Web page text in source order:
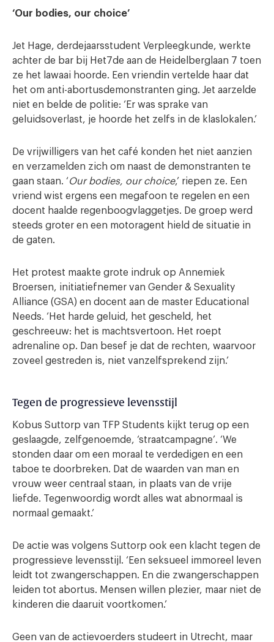
‘Our bodies, our choice’
Jet Hage, derdejaarsstudent Verpleegkunde, werkte
achter de bar bij Het7de aan de Heidelberglaan 7 toen
ze het lawaai hoorde. Een vriendin vertelde haar dat
het om anti-abortusdemonstranten ging. Jet aarzelde
niet en belde de politie: ‘Er was sprake van
geluidsoverlast, je hoorde het zelfs in de klaslokalen.’
De vrijwilligers van het café konden het niet aanzien
en verzamelden zich om naast de demonstranten te
gaan staan. ‘Our bodies, our choice,’ riepen ze. Een
vriend wist ergens een megafoon te regelen en een
docent haalde regenboogvlaggetjes. De groep werd
steeds groter en een motoragent hield de situatie in
de gaten.
Het protest maakte grote indruk op Annemiek
Broersen, initiatiefnemer van Gender & Sexuality
Alliance (GSA) en docent aan de master Educational
Needs. ‘Het harde geluid, het gescheld, het
geschreeuw: het is machtsvertoon. Het roept
adrenaline op. Dan besef je dat de rechten, waarvoor
zoveel gestreden is, niet vanzelfsprekend zijn.’
Tegen de progressieve levensstijl
Kobus Suttorp van TFP Students kijkt terug op een
geslaagde, zelfgenoemde, ‘straatcampagne’. ‘We
stonden daar om een moraal te verdedigen en een
taboe te doorbreken. Dat de waarden van man en
vrouw weer centraal staan, in plaats van de vrije
liefde. Tegenwoordig wordt alles wat abnormaal is
normaal gemaakt.’
De actie was volgens Suttorp ook een klacht tegen de
progressieve levensstijl. ‘Een seksueel immoreel leven
leidt tot zwangerschappen. En die zwangerschappen
leiden tot abortus. Mensen willen plezier, maar niet de
kinderen die daaruit voortkomen.’
Geen van de actievoerders studeert in Utrecht, maar